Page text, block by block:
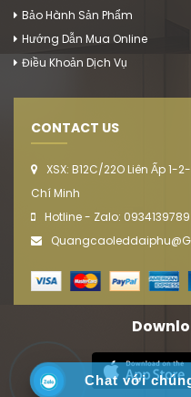
Bảo Hành Sản Phẩm
Hướng Dẫn Mua Online
Điều Khoản Dịch Vụ
CONTACT US
XSX: B12C/22O Liên Ấp 1-
Chí Minh
Hotline - Zalo: 0934139789
Chat với